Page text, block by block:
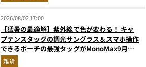
2026/08/02 17:00
【猛暑の最適解】紫外線で色が変わる！ キャ
プテンスタッグの調光サングラス＆スマホ操作
できるポーチの最強タッグがMonoMax9月号
増刊付録に登場
雑貨